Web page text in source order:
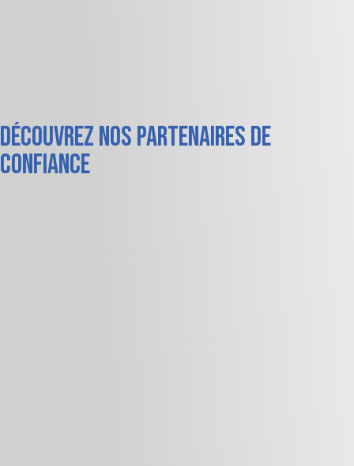
Découvrez nos partenaires de
confiance